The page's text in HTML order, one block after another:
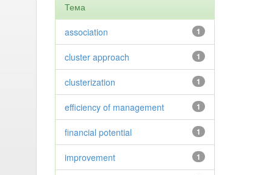
Тема
1
association
1
cluster approach
1
clusterization
1
efficiency of management
1
financial potential
1
improvement